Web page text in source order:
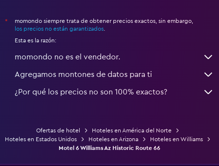
*
momondo siempre trata de obtener precios exactos, sin embargo,
los precios no están garantizados
Esta es la razón:
momondo no es el vendedor.
Agregamos montones de datos para ti
¿Por qué los precios no son 100% exactos?
Ofertas de hotel
Hoteles en América del Norte
Hoteles en Estados Unidos
Hoteles en Arizona
Hoteles en Williams
Motel 6 Williams Az Historic Route 66